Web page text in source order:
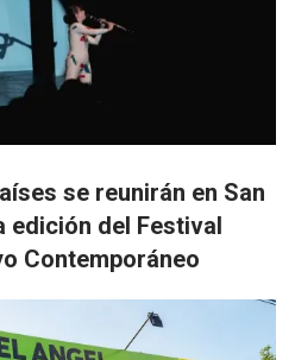
se reunirán en San
edición del Festival
Contemporáneo